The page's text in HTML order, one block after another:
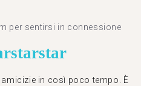
per sentirsi in connessione
starstar
in così poco tempo. È